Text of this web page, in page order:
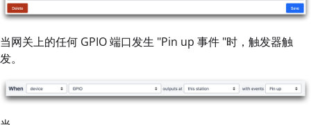
当网关上的任何 GPIO 端口发生 "Pin up 事件 "时，触发器触
发。